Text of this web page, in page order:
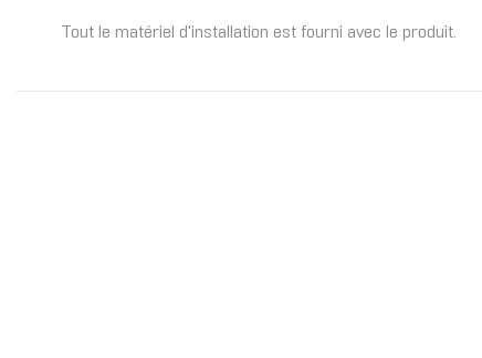
Tout le matériel d'installation est fourni avec le produit.